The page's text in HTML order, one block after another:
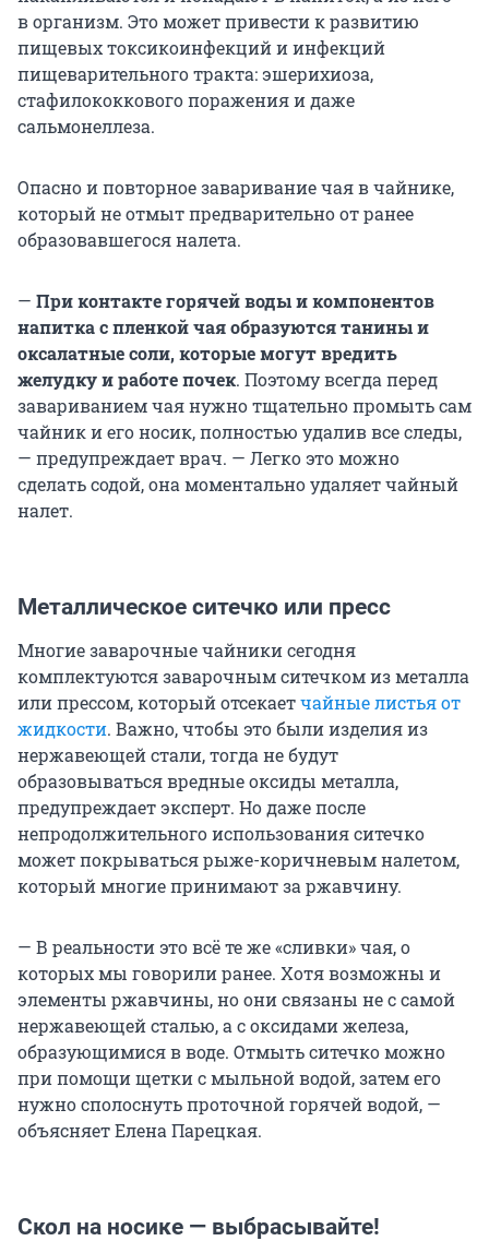
в организм. Это может привести к развитию
пищевых токсикоинфекций и инфекций
пищеварительного тракта: эшерихиоза,
стафилококкового поражения и даже
сальмонеллеза.
Опасно и повторное заваривание чая в чайнике,
который не отмыт предварительно от ранее
образовавшегося налета.
— При контакте горячей воды и компонентов
напитка с пленкой чая образуются танины и
оксалатные соли, которые могут вредить
желудку и работе почек. Поэтому всегда перед
завариванием чая нужно тщательно промыть сам
чайник и его носик, полностью удалив все следы,
— предупреждает врач. — Легко это можно
сделать содой, она моментально удаляет чайный
налет.
Металлическое ситечко или пресс
Многие заварочные чайники сегодня
комплектуются заварочным ситечком из металла
или прессом, который отсекаетчайные листья от
жидкости. Важно, чтобы это были изделия из
нержавеющей стали, тогда не будут
образовываться вредные оксиды металла,
предупреждает эксперт. Но даже после
непродолжительного использования ситечко
может покрываться рыже-коричневым налетом,
который многие принимают за ржавчину.
— В реальности это всё те же «сливки» чая, о
которых мы говорили ранее. Хотя возможны и
элементы ржавчины, но они связаны не с самой
нержавеющей сталью, а с оксидами железа,
образующимися в воде. Отмыть ситечко можно
при помощи щетки с мыльной водой, затем его
нужно сполоснуть проточной горячей водой, —
объясняет Елена Парецкая.
Скол на носике — выбрасывайте!